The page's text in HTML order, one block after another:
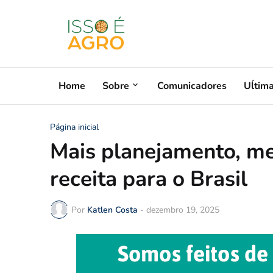
Home Sobre Comunicadores
Página inicial
Mais planejamento,
receita para o Brasil
Por Katlen Costa - dezembro 19, 2025